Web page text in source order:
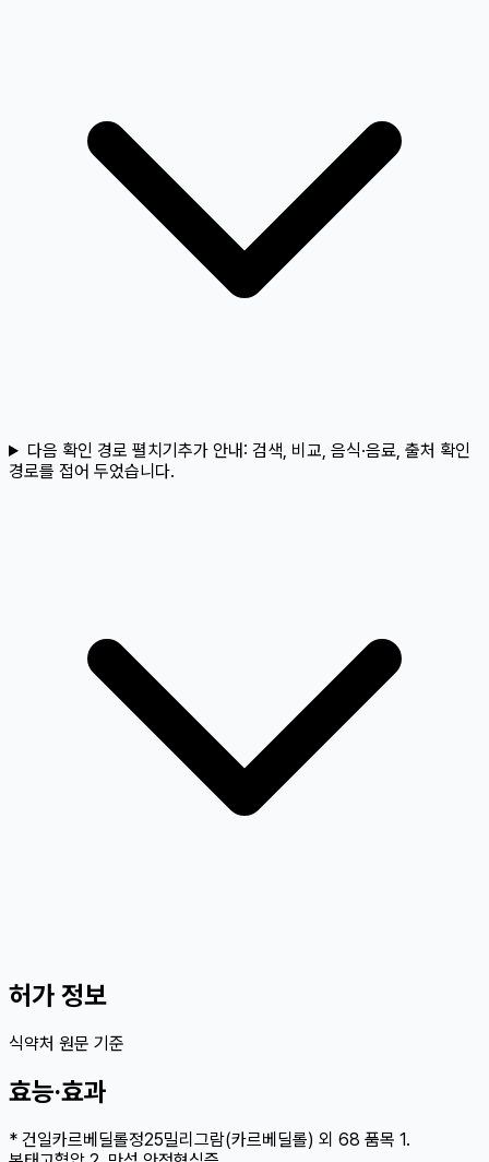
다음 확인 경로 펼치기추가 안내: 검색, 비교, 음식·음료, 출처 확인
경로를 접어 두었습니다.
허가 정보
식약처 원문 기준
효능·효과
* 건일카르베딜롤정25밀리그람(카르베딜롤) 외 68 품목 1.